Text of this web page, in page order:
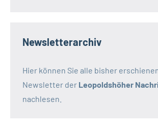
Newsletterarchiv
Hier können Sie alle bisher
Newsletter der Leopoldshöher
nachlesen.